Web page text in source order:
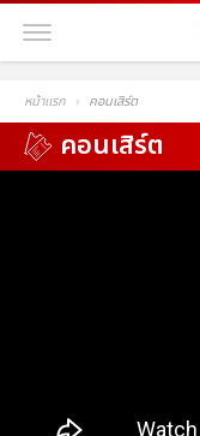
หน้าแรก คอนเสิร์ต
คอนเสิร์ต